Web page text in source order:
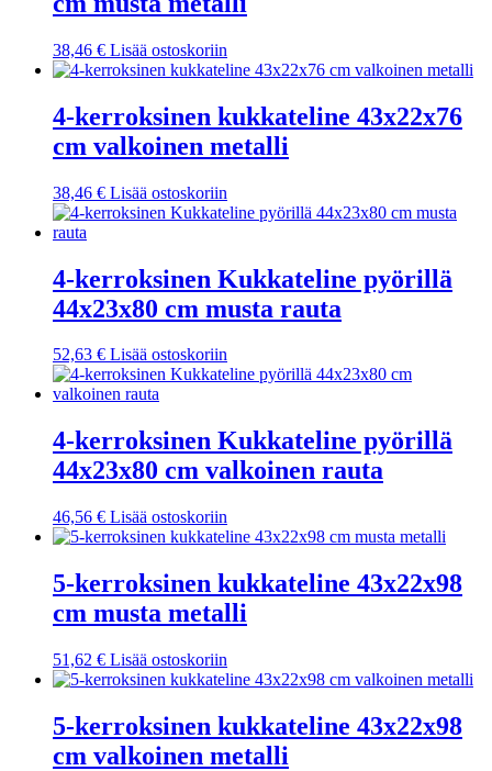
38,46 € Lisää ostoskoriin
4-kerroksinen kukkateline 43x22x76
cm valkoinen metalli
38,46 € Lisää ostoskoriin
4-kerroksinen Kukkateline pyörillä
44x23x80 cm musta rauta
52,63 € Lisää ostoskoriin
4-kerroksinen Kukkateline pyörillä
44x23x80 cm valkoinen rauta
46,56 € Lisää ostoskoriin
5-kerroksinen kukkateline 43x22x98
cm musta metalli
51,62 € Lisää ostoskoriin
5-kerroksinen kukkateline 43x22x98
cm valkoinen metalli